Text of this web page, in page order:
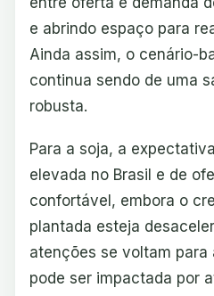
e abrindo espaço para
Ainda assim, o cenário-
continua sendo de uma
robusta.
Para a soja, a
elevada no Brasil e de
confortável, embora o
plantada esteja
atenções se voltam para
pode ser impactada por